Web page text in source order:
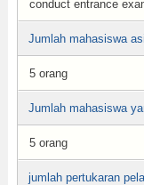
conduct entrance
Jumlah mahasiswa
5 orang
Jumlah mahasiswa
5 orang
jumlah pertukaran